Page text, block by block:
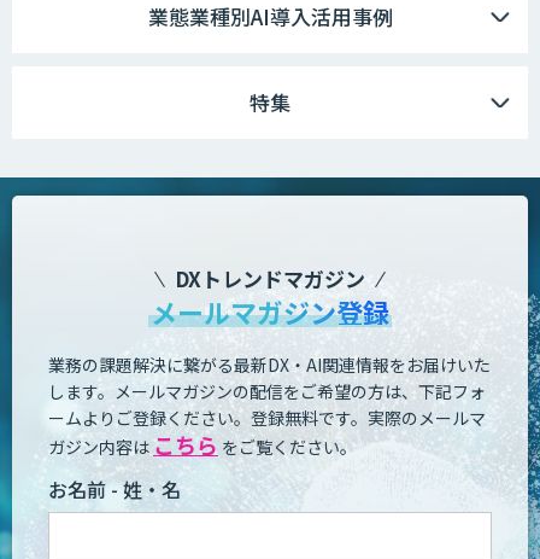
業態業種別AI導入活用事例
特集
DXトレンドマガジン
メールマガジン登録
業務の課題解決に繋がる最新DX・AI関連情報をお届けいた
します。 メールマガジンの配信をご希望の方は、下記フォ
ームよりご登録ください。登録無料です。 実際のメールマ
ガジン内容は こちら をご覧ください。
お名前 - 姓・名